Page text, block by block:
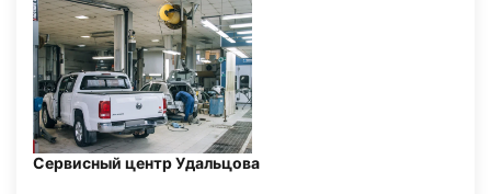
Сервисный центр Удальцова